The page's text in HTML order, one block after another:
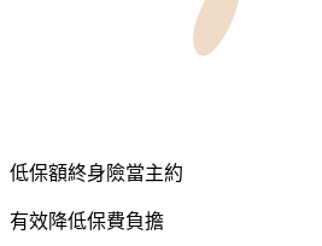
低保額終身險當主約
有效降低保費負擔